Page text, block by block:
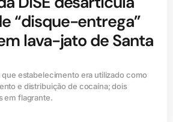
“disque-entrega”
lava-jato de Santa
estabelecimento era utilizado como
e distribuição de cocaína; dois
em flagrante.